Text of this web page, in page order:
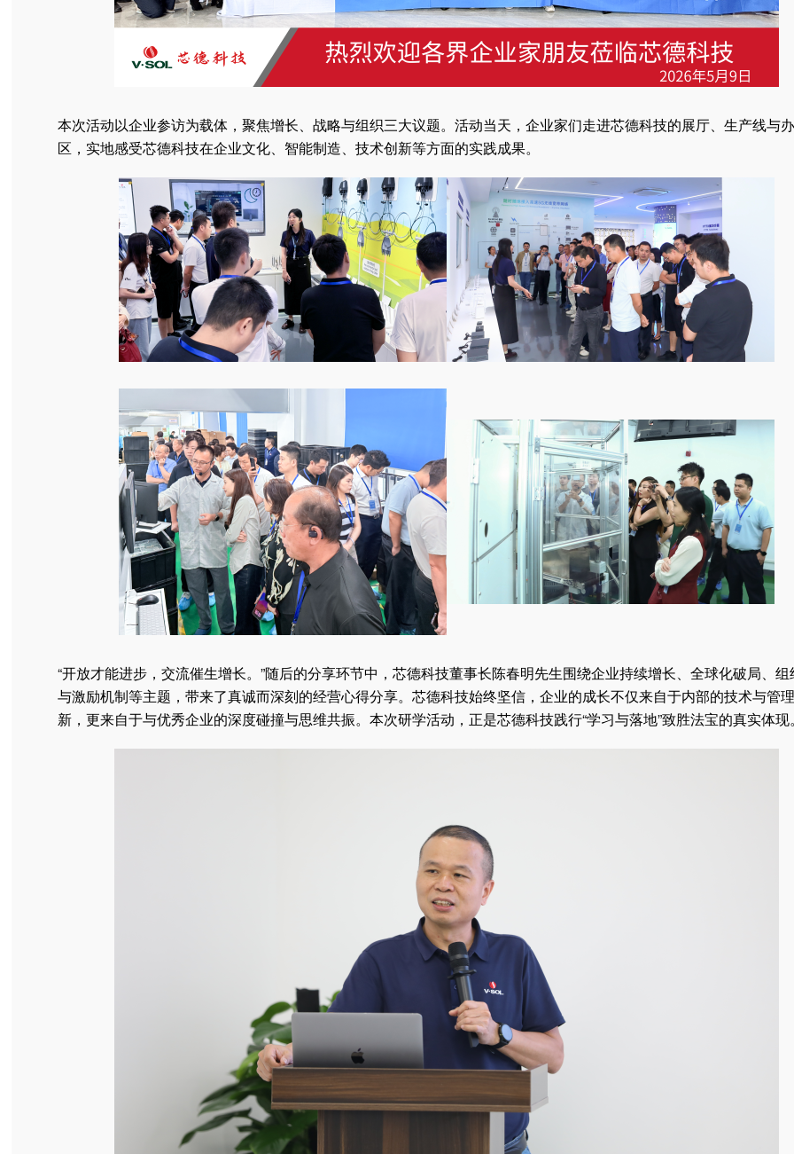
本次活动以企业参访为载体，聚焦增长、战略与组织三大议题。活动当天，企业家们走进芯德科技的展厅、生产线与
区，实地感受芯德科技在企业文化、智能制造、技术创新等方面的实践成果。
“开放才能进步，交流催生增长。”随后的分享环节中，芯德科技董事长陈春明先生围绕企业持续增长、全球化破局、
与激励机制等主题，带来了真诚而深刻的经营心得分享。芯德科技始终坚信，企业的成长不仅来自于内部的技术与管
新，更来自于与优秀企业的深度碰撞与思维共振。本次研学活动，正是芯德科技践行“学习与落地”致胜法宝的真实体现。